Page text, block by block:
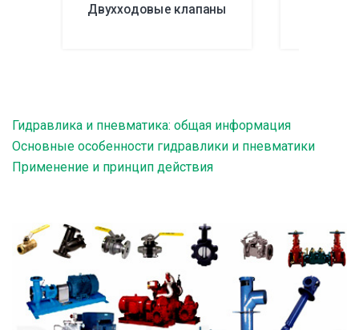
Двухходовые клапаны
Гидравлика и пневматика: общая информация
Основные особенности гидравлики и пневматики
Применение и принцип действия